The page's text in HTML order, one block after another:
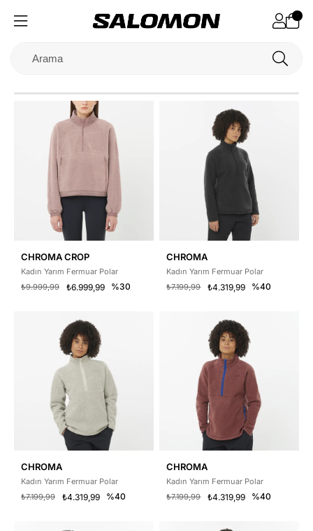
CHROMA CROP
Kadın Yarım Fermuar Polar
₺6.999,99
₺9.999,99 %30
CHROMA
Kadın Yarım Fermuar Polar
₺4.319,99
₺7.199,99 %40
CHROMA
Kadın Yarım Fermuar Polar
₺4.319,99
₺7.199,99 %40
CHROMA
Kadın Yarım Fermuar Polar
₺4.319,99
₺7.199,99 %40